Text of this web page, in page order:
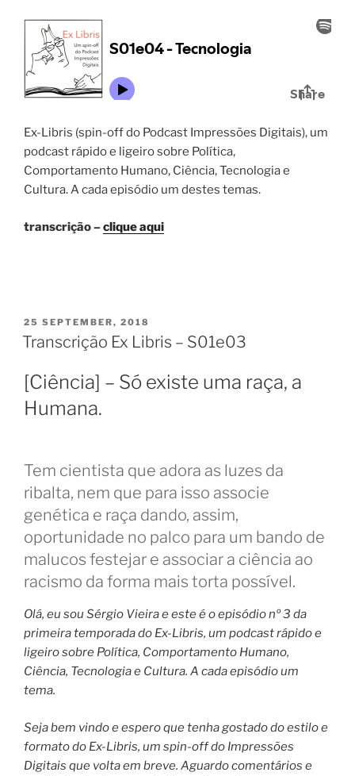
Ex-Libris (spin-off do Podcast Impressões Digitais), um
podcast rápido e ligeiro sobre Política,
Comportamento Humano, Ciência, Tecnologia e
Cultura. A cada episódio um destes temas.
transcrição –clique aqui
POSTED
ON
25 SEPTEMBER, 2018
Transcrição Ex Libris – S01e03
[Ciência] – Só existe uma raça, a
Humana.
Tem cientista que adora as luzes da
ribalta, nem que para isso associe
genética e raça dando, assim,
oportunidade no palco para um bando de
malucos festejar e associar a ciência ao
racismo da forma mais torta possível.
Olá, eu sou Sérgio Vieira e este é o episódio nº 3 da
primeira temporada do Ex-Libris, um podcast rápido e
ligeiro sobre Política, Comportamento Humano,
Ciência, Tecnologia e Cultura. A cada episódio um
tema.
Seja bem vindo e espero que tenha gostado do estilo e
formato do Ex-Libris, um spin-off do Impressões
Digitais que volta em breve. Aguardo comentários e